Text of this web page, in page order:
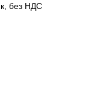
без НДС